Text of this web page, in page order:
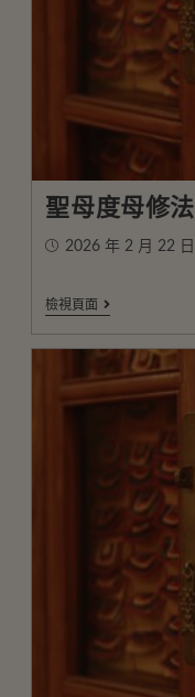
聖母度母修法
2026 年 2 月 22 日
檢視頁面